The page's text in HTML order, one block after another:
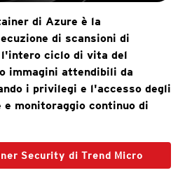
di Azure è la
di scansioni di
ciclo di vita del
immagini attendibili da
i privilegi e l'accesso degli
monitoraggio continuo di
Security di Trend Micro